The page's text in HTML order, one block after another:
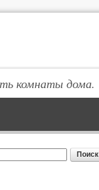
комнаты дома.
Поиск